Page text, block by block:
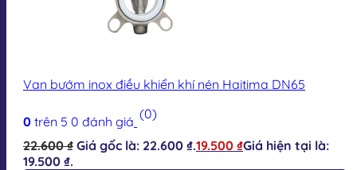
Van bướm inox điều khiển khí nén Haitima DN65
0 trên 5 0 đánh giá (0)
22.600₫ Giá gốc là: 22.600 ₫.19.500 ₫Giá hiện tại là:
19.500 ₫.